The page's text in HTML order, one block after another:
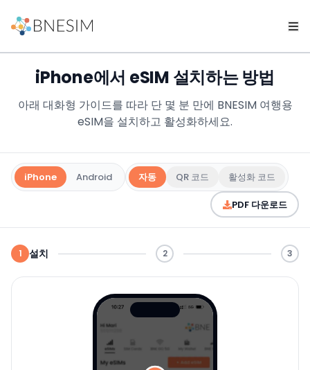
iPhone에서 eSIM 설치하는 방법
아래 대화형 가이드를 따라 단 몇 분 만에 BNESIM 여행용
eSIM을 설치하고 활성화하세요.
iPhone Android 자동 QR 코드 활성화 코드
PDF 다운로드
1 설치 2 3